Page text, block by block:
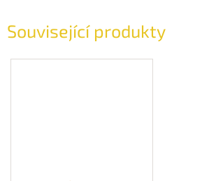
Související produkty